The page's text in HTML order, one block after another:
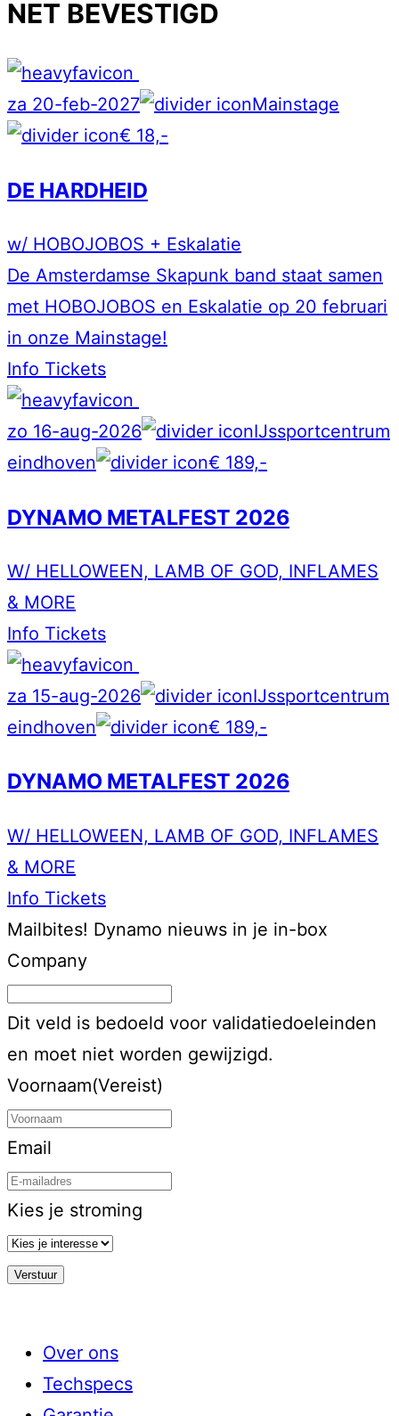
NET BEVESTIGD
za 20-feb-2027
Mainstage
€ 18,-
DE HARDHEID
w/ HOBOJOBOS + Eskalatie
De Amsterdamse Skapunk band staat samen
met HOBOJOBOS en Eskalatie op 20 februari
in onze Mainstage!
Info Tickets
zo 16-aug-2026
IJssportcentrum
eindhoven
€ 189,-
DYNAMO METALFEST 2026
W/ HELLOWEEN, LAMB OF GOD, INFLAMES
& MORE
Info Tickets
za 15-aug-2026
IJssportcentrum
eindhoven
€ 189,-
DYNAMO METALFEST 2026
W/ HELLOWEEN, LAMB OF GOD, INFLAMES
& MORE
Info Tickets
Mailbites! Dynamo nieuws in je in-box
Company
Dit veld is bedoeld voor validatiedoeleinden
en moet niet worden gewijzigd.
Voornaam(Vereist)
Email
Kies je stroming
Over ons
Techspecs